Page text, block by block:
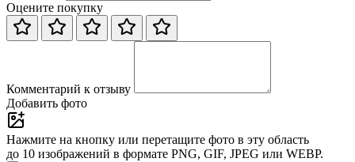
Оцените покупку
Комментарий к отзыву
Добавить фото
Нажмите на кнопку или перетащите фото в эту область
до 10 изображений в формате PNG, GIF, JPEG или WEBP.